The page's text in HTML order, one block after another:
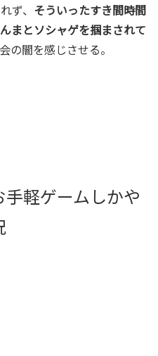
ず、 そういったすき間時間
まとソシャゲを掴まされて
の闇を感じさせる。
軽ゲームしかや